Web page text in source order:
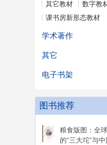
其它教材
数字教
课书房新形态教材
学术著作
其它
电子书架
图书推荐
粮食版图：全
的“三大坨”与中